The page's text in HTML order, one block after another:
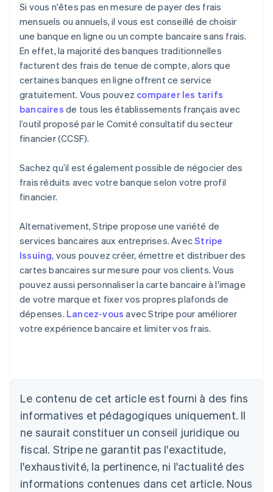
Si vous n'êtes pas en mesure de payer des frais
mensuels ou annuels, il vous est conseillé de choisir
une banque en ligne ou un compte bancaire sans frais.
En effet, la majorité des banques traditionnelles
facturent des frais de tenue de compte, alors que
certaines banques en ligne offrent ce service
gratuitement. Vous pouvez comparer les tarifs
bancaires de tous les établissements français avec
l’outil proposé par le Comité consultatif du secteur
financier (CCSF).
Sachez qu’il est également possible de négocier des
frais réduits avec votre banque selon votre profil
financier.
Alternativement, Stripe propose une variété de
services bancaires aux entreprises. AvecStripe
Issuing, vous pouvez créer, émettre et distribuer des
cartes bancaires sur mesure pour vos clients. Vous
pouvez aussi personnaliser la carte bancaire à l'image
de votre marque et fixer vos propres plafonds de
dépenses. Lancez-vous avec Stripe pour améliorer
votre expérience bancaire et limiter vos frais.
Le contenu de cet article est fourni à des fins
informatives et pédagogiques uniquement. Il
ne saurait constituer un conseil juridique ou
fiscal. Stripe ne garantit pas l'exactitude,
l'exhaustivité, la pertinence, ni l'actualité des
informations contenues dans cet article. Nous
Allemagne
Australie
English
Autriche
DeutschEnglish
Belgique